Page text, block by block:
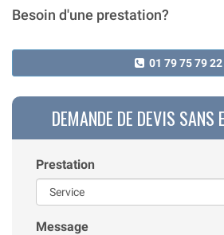
Besoin d'une prestation?
01 79 75 79 22
DEMANDE DE DEVIS SANS
Prestation
Message